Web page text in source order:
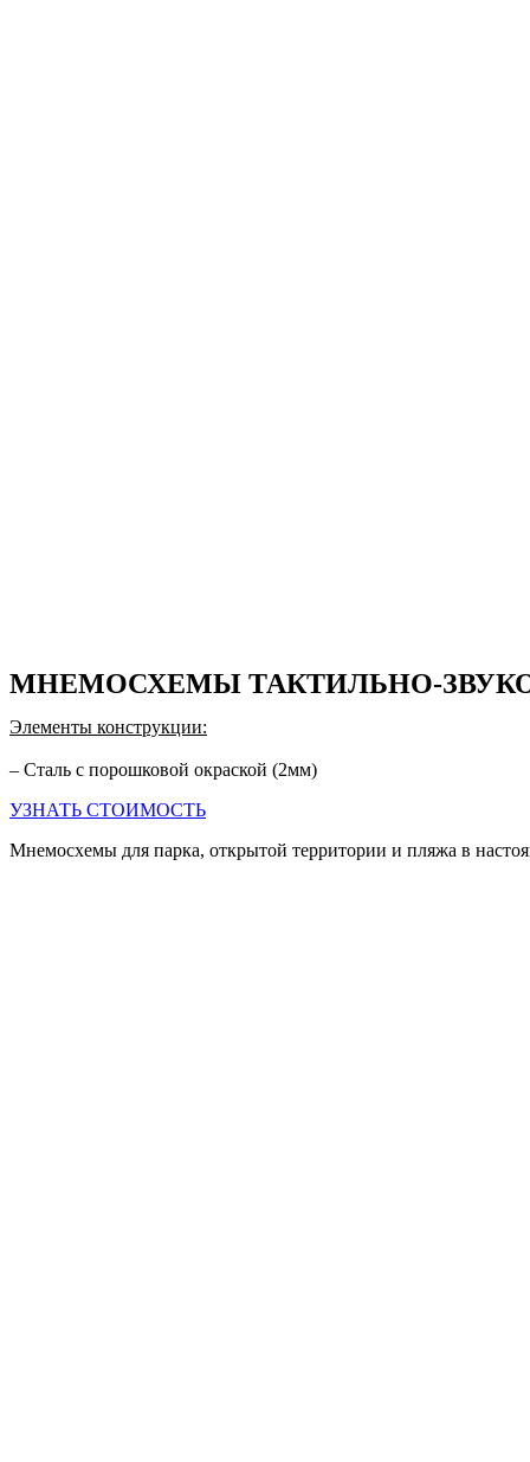
МНЕМОСХЕМЫ ТАКТИЛЬНО-
Элементы конструкции:
– Сталь с порошковой окраской (2мм)
УЗНАТЬ СТОИМОСТЬ
Мнемосхемы для парка, открытой территории и пляжа в